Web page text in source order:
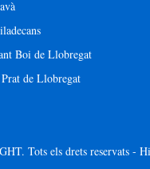
Boi de Llobregat
de Llobregat
Tots els drets reservats -